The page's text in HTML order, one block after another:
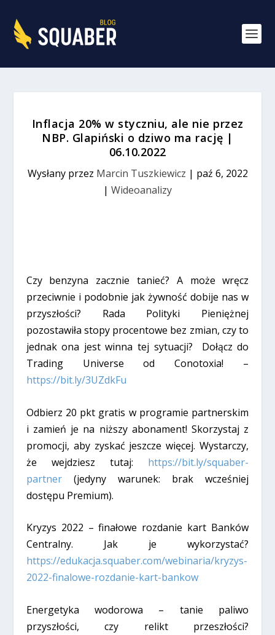
Inflacja 20% w styczniu, ale nie przez
NBP. Glapiński o dziwo ma rację |
06.10.2022
Wysłany przez Marcin Tuszkiewicz | paź 6, 2022
| Wideoanalizy
Czy benzyna zacznie tanieć? A może wręcz
przeciwnie i podobnie jak żywność dobije nas w
przyszłości? Rada Polityki Pieniężnej
pozostawiła stopy procentowe bez zmian, czy to
jednak ona jest winna tej sytuacji? Dołącz do
Trading Universe od Conotoxia! –
https://bit.ly/3UZdkFu
Odbierz 20 pkt gratis w programie partnerskim
i zamień je na niższy abonament! Skorzystaj z
promocji, aby zyskać jeszcze więcej. Wystarczy,
że wejdziesz tutaj: https://bit.ly/squaber-
partner(jedyny warunek: brak wcześniej
dostępu Premium).
Kryzys 2022 – finałowe rozdanie kart Banków
Centralny. Jak je wykorzystać?
https://edukacja.squaber.com/webinaria/kryzys-
2022-finalowe-rozdanie-kart-bankow
Energetyka wodorowa – tanie paliwo
przyszłości, czy relikt przeszłości?